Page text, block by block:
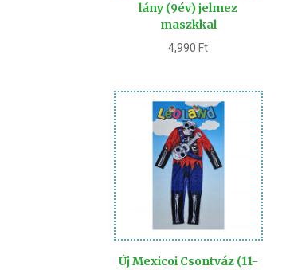
lány (9év) jelmez
maszkkal
4,990 Ft
Új Mexicoi Csontváz (11-